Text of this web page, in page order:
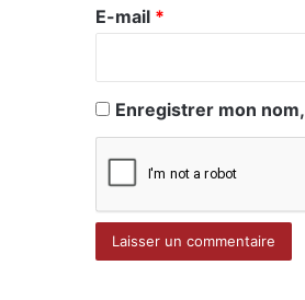
e
E-mail *
Enregistrer mon